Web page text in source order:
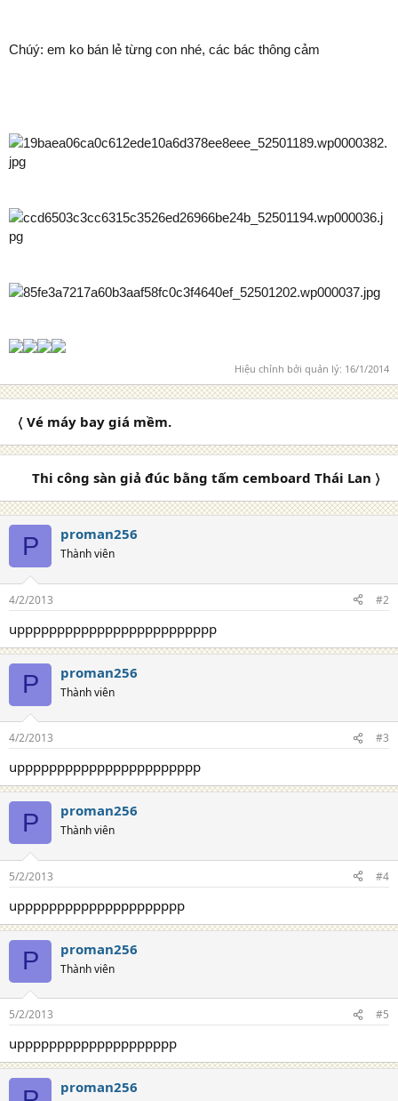
Chúý: em ko bán lẻ từng con nhé, các bác thông cảm
Hiệu chỉnh bởi quản lý: 16/1/2014
〈 Vé máy bay giá mềm.
Thi công sàn giả đúc bằng tấm cemboard Thái Lan 〉
P proman256
Thành viên
4/2/2013 #2
uppppppppppppppppppppppppp
P proman256
Thành viên
4/2/2013 #3
uppppppppppppppppppppppp
P proman256
Thành viên
5/2/2013 #4
uppppppppppppppppppppp
P proman256
Thành viên
5/2/2013 #5
upppppppppppppppppppp
proman256